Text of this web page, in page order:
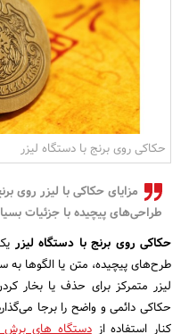
حکاکی روی برنج با دستگاه لیزر
مزایای حکاکی با لیزر روی
طراحی‌های پیچیده با جزئیات
حکاکی روی برنج با دستگاه لیزر
طرح‌های پیچیده، متن یا الگوها به
لیزر متمرکز برای حذف یا بخار
حکاکی دائمی و واضح را برجا
کنار استفاده ازدستگاه های برش